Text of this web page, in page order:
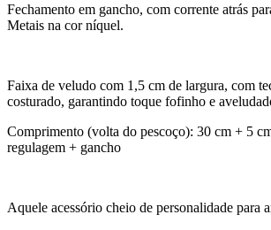
Fechamento em gancho, com corrente atrás
Metais na cor níquel.
Faixa de veludo com 1,5 cm de largura, com
costurado, garantindo toque fofinho e
Comprimento (volta do pescoço): 30 cm + 5
regulagem + gancho
Aquele acessório cheio de personalidade para